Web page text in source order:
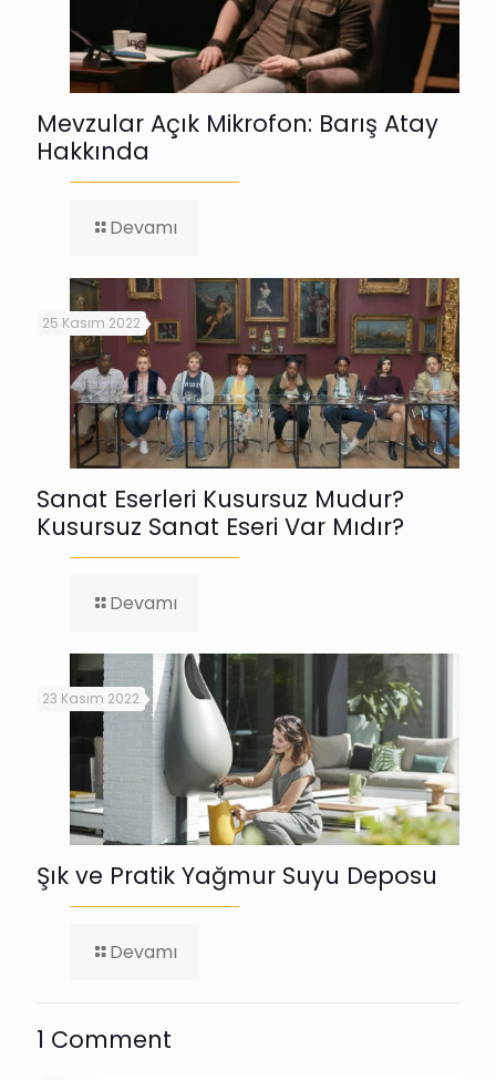
Mevzular Açık Mikrofon: Barış Atay
Hakkında
Devamı
Mikrofon:
Barış
Atay
Hakkında
25 Kasım 2022
Sanat Eserleri Kusursuz Mudur?
Kusursuz Sanat Eseri Var Mıdır?
Devamı
Kusursuz
Mudur?
Kusursuz
Sanat
Eseri
Var
Mıdır?
23 Kasım 2022
Şık ve Pratik Yağmur Suyu Deposu
Devamı
1 Comment